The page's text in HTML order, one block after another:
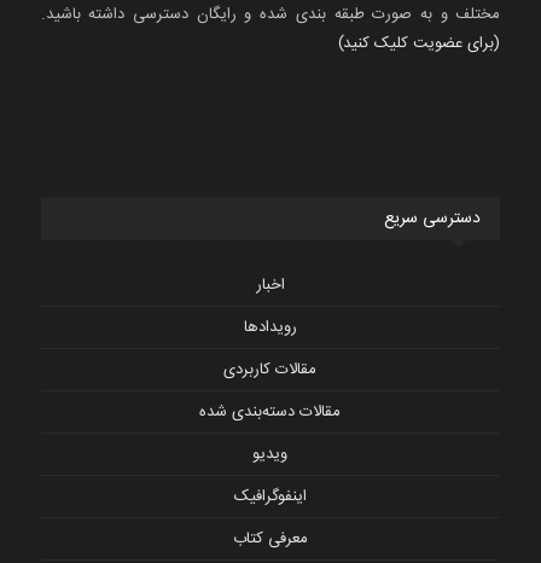
مختلف و به صورت طبقه بندی شده و رایگان دسترسی داشته باشید.
(برای عضویت کلیک کنید)
دسترسی سریع
اخبار
رویدادها
مقالات کاربردی
مقالات دسته‌بندی شده
ویدیو
اینفوگرافیک
معرفی کتاب